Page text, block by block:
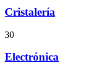
Cristalería
30
Electrónica